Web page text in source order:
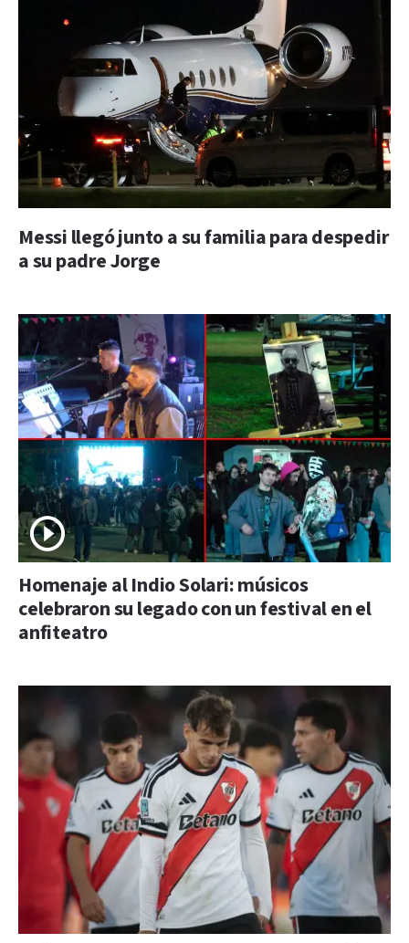
Messi llegó junto a su familia para despedir
a su padre Jorge
Homenaje al Indio Solari: músicos
celebraron su legado con un festival en el
anfiteatro